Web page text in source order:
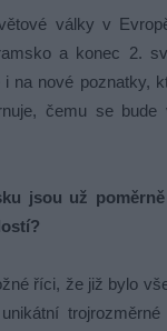
války v
a konec 2.
na nové poznatky,
čemu se
jsou už
říci, že již bylo